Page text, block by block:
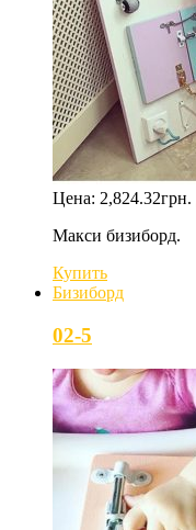
Цена: 2,824.32грн.
Макси бизиборд.
Купить
Бизиборд
02-5